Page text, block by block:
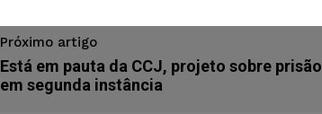
Próximo artigo
Está em pauta da CCJ, projeto sobre prisão
em segunda instância